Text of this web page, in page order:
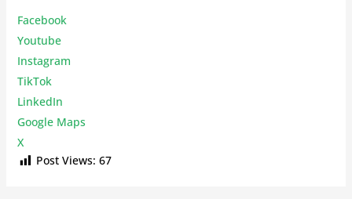
Facebook
Youtube
Instagram
TikTok
LinkedIn
Google Maps
X
Post Views: 67